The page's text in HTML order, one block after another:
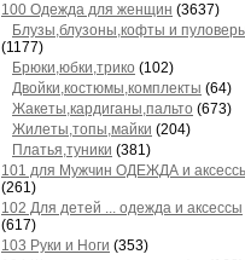
100 Одежда для женщин (3637)
Блузы,блузоны,кофты и
(1177)
Брюки,юбки,трико (102)
Двойки,костюмы,комплекты (64)
Жакеты,кардиганы,пальто (673)
Жилеты,топы,майки (204)
Платья,туники (381)
101 для Мужчин ОДЕЖДА и
(261)
102 Для детей ... одежда и аксессы
(617)
103 Руки и Ноги (353)